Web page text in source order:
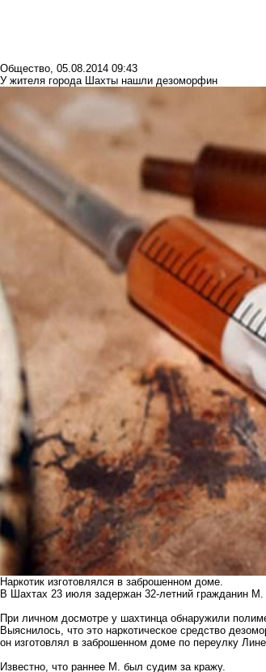
Общество, 05.08.2014 09:43
У жителя города Шахты нашли дезоморфин
Наркотик изготовлялся в заброшенном доме.
В Шахтах 23 июля задержан 32-летний гражданин М.
При личном досмотре у шахтинца обнаружили
Выяснилось, что это наркотическое средство
он изготовлял в заброшенном доме по переулку
Известно, что раннее М. был судим за кражу.